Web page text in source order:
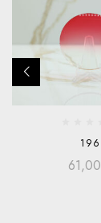
196
61,00